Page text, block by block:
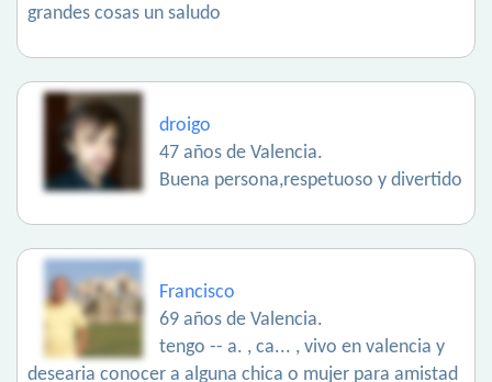
grandes cosas un saludo
droigo
47 años de Valencia.
Buena persona,respetuoso y divertido
Francisco
69 años de Valencia.
tengo -- a. , ca... , vivo en valencia y
desearia conocer a alguna chica o mujer para amistad